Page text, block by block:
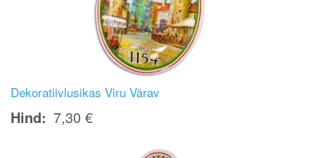
Dekoratiivlusikas Viru Värav
Hind 7,30 €